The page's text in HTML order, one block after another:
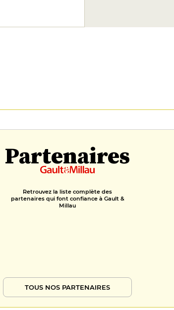
Partenaires
Retrouvez la liste complète des
partenaires qui font confiance à Gault &
Millau
TOUS NOS PARTENAIRES